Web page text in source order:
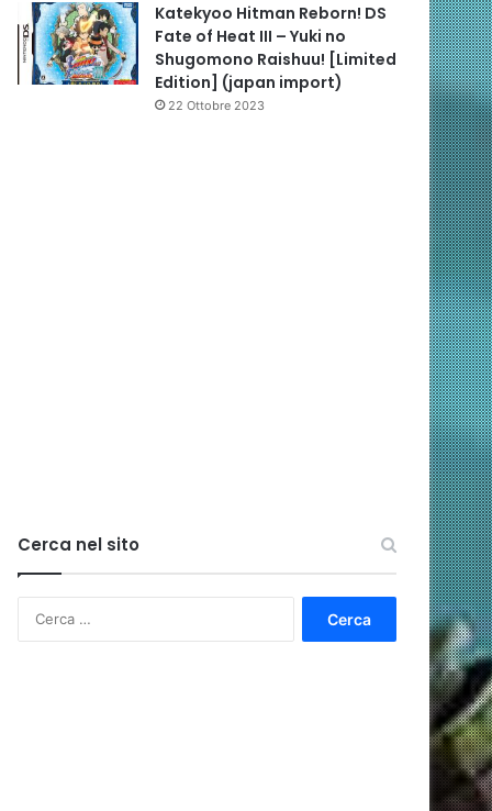
Katekyoo Hitman Reborn! DS
Fate of Heat III – Yuki no
Shugomono Raishuu! [Limited
Edition] (japan import)
22 Ottobre 2023
Cerca nel sito